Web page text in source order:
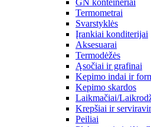
GN konteineriai
Termometrai
Svarstyklės
Įrankiai konditerijai
Aksesuarai
Termodėžės
Ąsočiai ir grafinai
Kepimo indai ir
Kepimo skardos
Laikmačiai/
Krepšiai ir
Peiliai